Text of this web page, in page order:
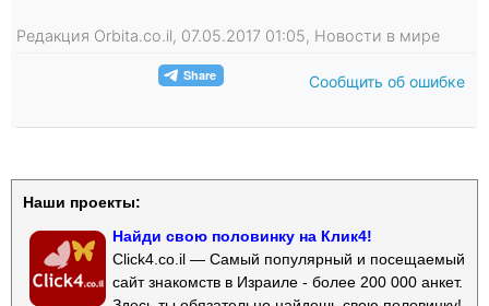
Редакция Orbita.co.il, 07.05.2017 01:05, Новости в мире
Сообщить об ошибке
Наши проекты:
Найди свою половинку на Клик4!
Click4.co.il — Самый популярный и посещаемый
сайт знакомств в Израиле - более 200 000 анкет.